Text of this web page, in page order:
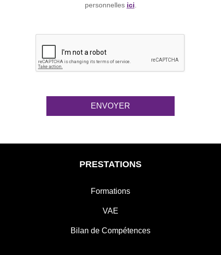
personnelles ici
PRESTATIONS
Formations
VAE
Bilan de Compétences